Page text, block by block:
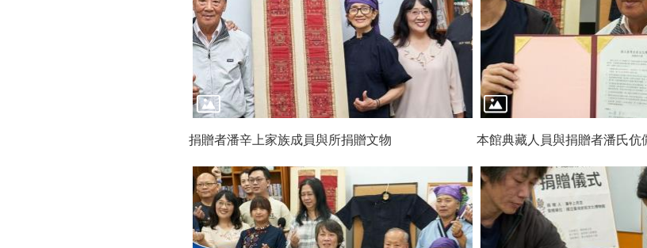
捐贈者潘辛上家族成員與所捐贈文物 本館典藏人員與捐贈者潘氏伉